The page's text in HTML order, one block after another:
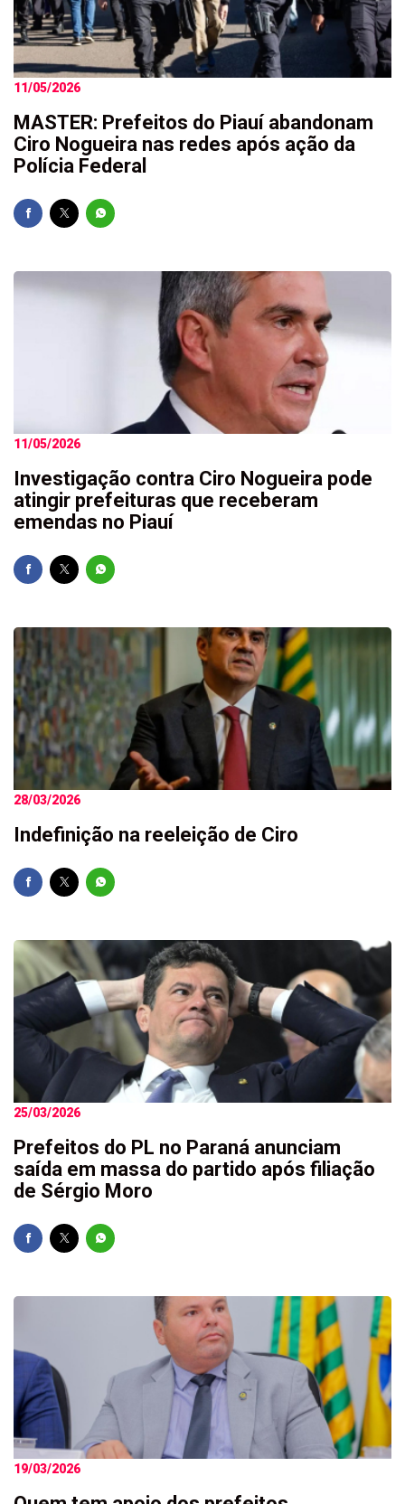
11/05/2026
MASTER: Prefeitos do Piauí abandonam
Ciro Nogueira nas redes após ação da
Polícia Federal
11/05/2026
Investigação contra Ciro Nogueira pode
atingir prefeituras que receberam
emendas no Piauí
28/03/2026
Indefinição na reeleição de Ciro
25/03/2026
Prefeitos do PL no Paraná anunciam
saída em massa do partido após filiação
de Sérgio Moro
19/03/2026